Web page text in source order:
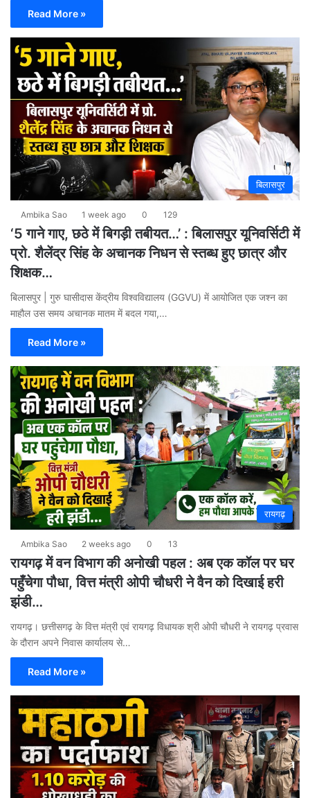
Read More »
बिलासपुर
Ambika Sao 1 week ago 0 129
‘5 गाने गाए, छठे में बिगड़ी तबीयत…’ : बिलासपुर यूनिवर्सिटी में
प्रो. शैलेंद्र सिंह के अचानक निधन से स्तब्ध हुए छात्र और
शिक्षक…
बिलासपुर | गुरु घासीदास केंद्रीय विश्वविद्यालय (GGVU) में आयोजित एक जश्न का
माहौल उस समय अचानक मातम में बदल गया,…
Read More »
रायगढ़
Ambika Sao 2 weeks ago 0 13
रायगढ़ में वन विभाग की अनोखी पहल : अब एक कॉल पर घर
पहुँचेगा पौधा, वित्त मंत्री ओपी चौधरी ने वैन को दिखाई हरी
झंडी…
रायगढ़। छत्तीसगढ़ के वित्त मंत्री एवं रायगढ़ विधायक श्री ओपी चौधरी ने रायगढ़ प्रवास
के दौरान अपने निवास कार्यालय से…
Read More »